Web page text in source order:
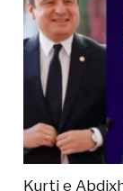
Kurti e